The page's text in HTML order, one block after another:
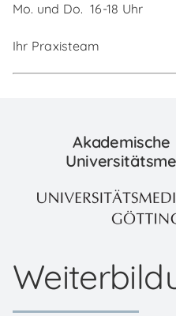
Mo. und Do. 16-18 Uhr
Ihr Praxisteam